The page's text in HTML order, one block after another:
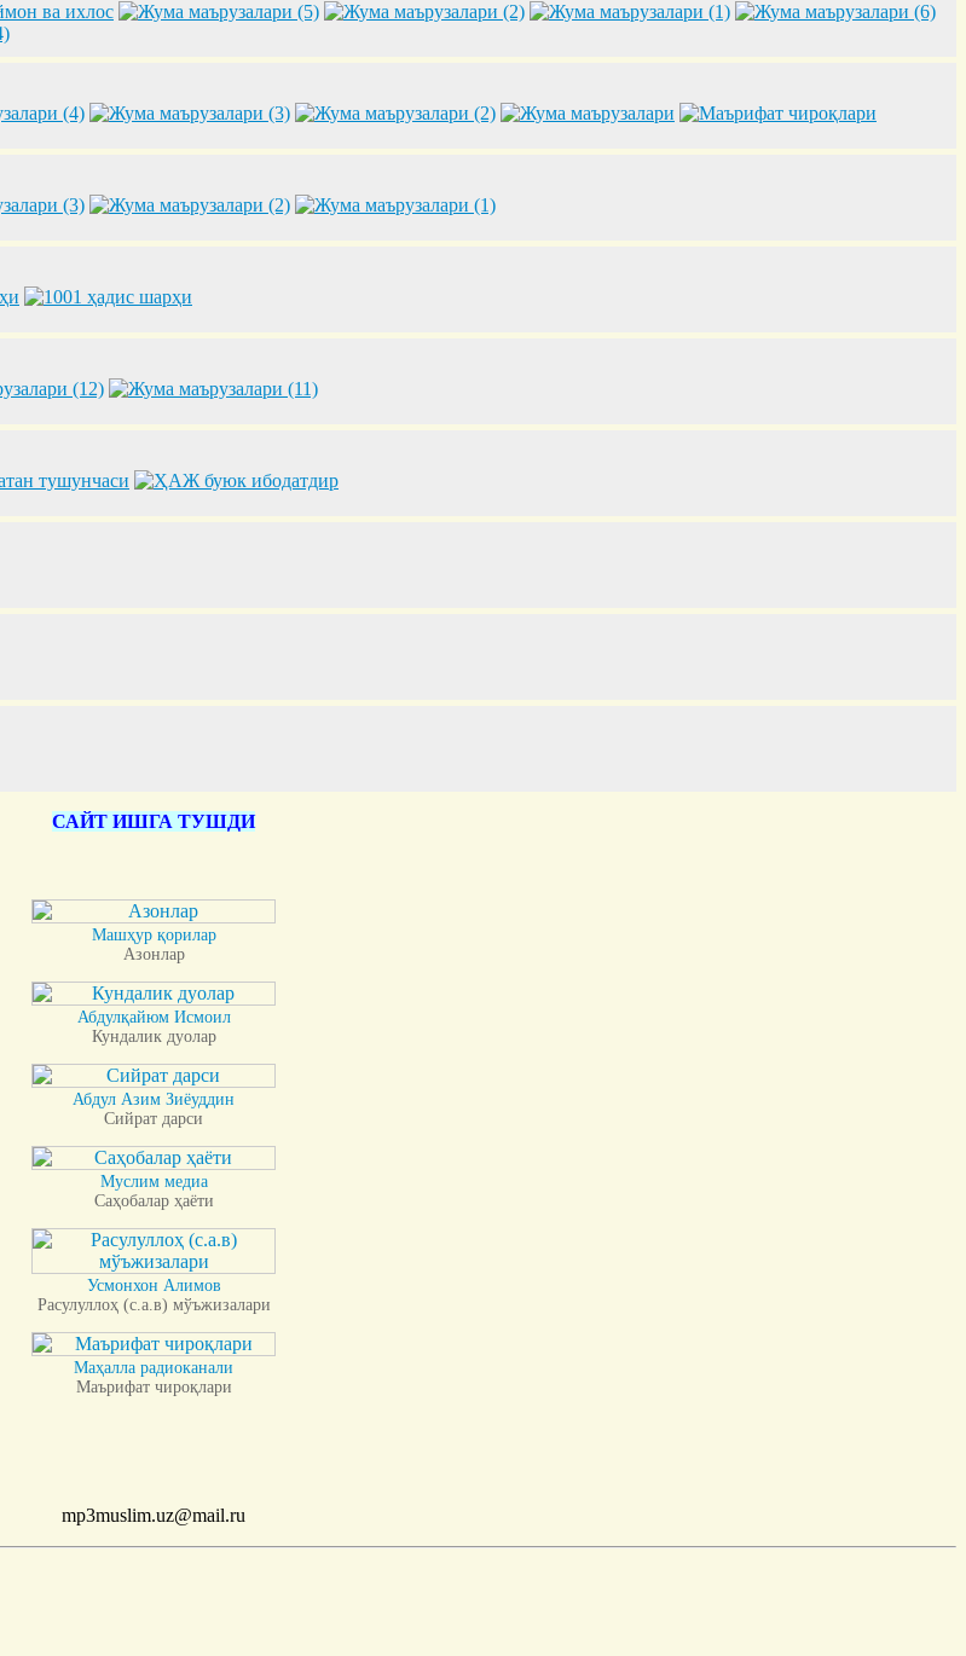
САЙТ ИШГА ТУШДИ
Машҳур қорилар
Азонлар
Абдулқайюм Исмоил
Кундалик дуолар
Абдул Азим Зиёуддин
Сийрат дарси
Муслим медиа
Саҳобалар ҳаёти
Усмонхон Алимов
Расулуллоҳ (с.а.в) мўъжизалари
Маҳалла радиоканали
Маърифат чироқлари
mp3muslim.uz@mail.ru